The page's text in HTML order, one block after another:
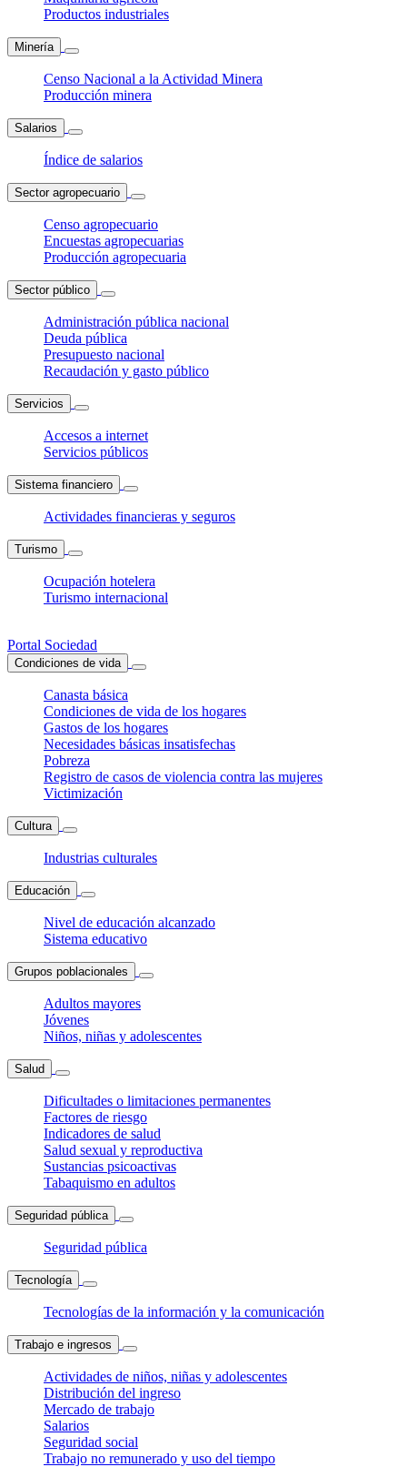
Productos industriales
Minería
Censo Nacional a la Actividad Minera
Producción minera
Salarios
Índice de salarios
Sector agropecuario
Censo agropecuario
Encuestas agropecuarias
Producción agropecuaria
Sector público
Administración pública nacional
Deuda pública
Presupuesto nacional
Recaudación y gasto público
Servicios
Accesos a internet
Servicios públicos
Sistema financiero
Actividades financieras y seguros
Turismo
Ocupación hotelera
Turismo internacional
Portal Sociedad
Condiciones de vida
Canasta básica
Condiciones de vida de los hogares
Gastos de los hogares
Necesidades básicas insatisfechas
Pobreza
Registro de casos de violencia contra las mujeres
Victimización
Cultura
Industrias culturales
Educación
Nivel de educación alcanzado
Sistema educativo
Grupos poblacionales
Adultos mayores
Jóvenes
Niños, niñas y adolescentes
Salud
Dificultades o limitaciones permanentes
Factores de riesgo
Indicadores de salud
Salud sexual y reproductiva
Sustancias psicoactivas
Tabaquismo en adultos
Seguridad pública
Seguridad pública
Tecnología
Tecnologías de la información y la comunicación
Trabajo e ingresos
Actividades de niños, niñas y adolescentes
Distribución del ingreso
Mercado de trabajo
Salarios
Seguridad social
Trabajo no remunerado y uso del tiempo